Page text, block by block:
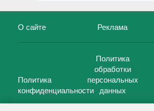
О сайте Реклама
Политика
конфиденциальности
Политика
обработки
персональных
данных